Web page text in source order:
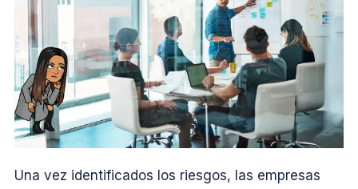
Una vez identificados los riesgos, las empresas